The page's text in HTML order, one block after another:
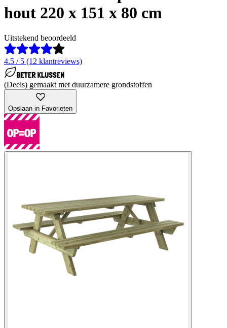
hout 220 x 151 x 80 cm
Uitstekend beoordeeld
4.5 / 5 (12 klantreviews)
(Deels) gemaakt met duurzamere grondstoffen
Opslaan in Favorieten